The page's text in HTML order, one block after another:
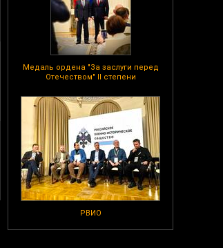
Медаль ордена "За заслуги перед
Отечеством" II степени
РВИО